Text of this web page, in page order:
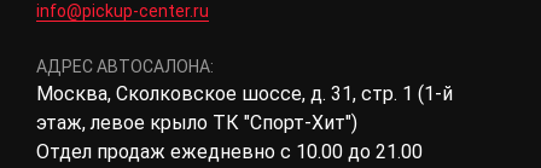
info@pickup-center.ru
АДРЕС АВТОСАЛОНА:
Москва, Сколковское шоссе, д. 31, стр. 1 (1-й
этаж, левое крыло ТК "Спорт-Хит")
Отдел продаж ежедневно с 10.00 до 21.00